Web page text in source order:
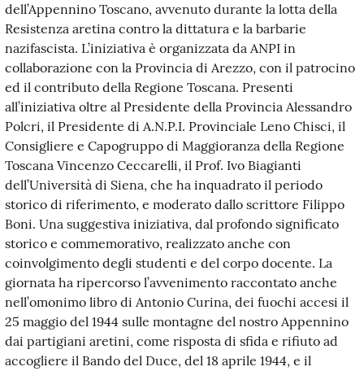
dell’Appennino Toscano, avvenuto durante la lotta della
Resistenza aretina contro la dittatura e la barbarie
nazifascista. L’iniziativa è organizzata da ANPI in
collaborazione con la Provincia di Arezzo, con il patrocino
ed il contributo della Regione Toscana. Presenti
all’iniziativa oltre al Presidente della Provincia Alessandro
Polcri, il Presidente di A.N.P.I. Provinciale Leno Chisci, il
Consigliere e Capogruppo di Maggioranza della Regione
Toscana Vincenzo Ceccarelli, il Prof. Ivo Biagianti
dell’Università di Siena, che ha inquadrato il periodo
storico di riferimento, e moderato dallo scrittore Filippo
Boni. Una suggestiva iniziativa, dal profondo significato
storico e commemorativo, realizzato anche con
coinvolgimento degli studenti e del corpo docente. La
giornata ha ripercorso l’avvenimento raccontato anche
nell’omonimo libro di Antonio Curina, dei fuochi accesi il
25 maggio del 1944 sulle montagne del nostro Appennino
dai partigiani aretini, come risposta di sfida e rifiuto ad
accogliere il Bando del Duce, del 18 aprile 1944, e il